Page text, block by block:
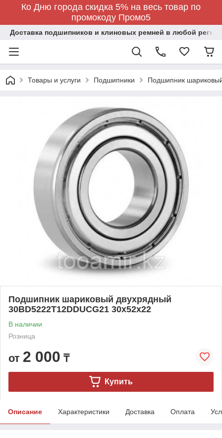
Ко Дню города скидка 5% на весь товар по
промокоду Промо5
Доставка подшипников и клиновых ремней в любой регион
Товары и услуги Подшипники Подшипник
Подшипник шариковый двухрядный
30BD5222T12DDUCG21 30x52x22
В наличии
Розница
от 2 000 ₸
Купить
Описание Характеристики Доставка Оплата